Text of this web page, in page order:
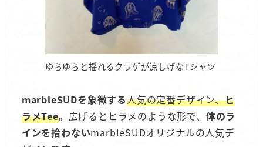
ゆらゆらと揺れるクラゲが涼しげなTシャツ
marbleSUDを象徴する人気の定番デザイン、ヒ
ラメTee。広げるとヒラメのような形で、 体のラ
インを拾わないmarbleSUDオリジナルの人気デ